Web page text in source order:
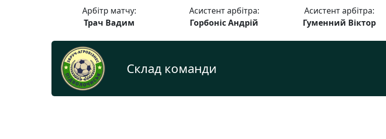
Арбітр матчу:
Трач Вадим
Асистент арбітра:
Горбоніс Андрій
Асистент арбітра:
Гуменний Віктор
Склад команди